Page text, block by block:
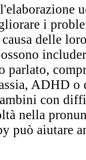
i
causa delle
ADHD o
con
nella
può aiutare